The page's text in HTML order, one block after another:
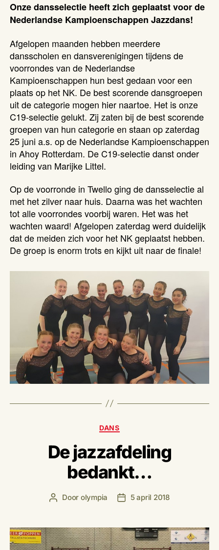
Onze dansselectie heeft zich geplaatst voor de
Nederlandse Kampioenschappen Jazzdans!
Afgelopen maanden hebben meerdere
dansscholen en dansverenigingen tijdens de
voorrondes van de Nederlandse
Kampioenschappen hun best gedaan voor een
plaats op het NK. De best scorende dansgroepen
uit de categorie mogen hier naartoe. Het is onze
C19-selectie gelukt. Zij zaten bij de best scorende
groepen van hun categorie en staan op zaterdag
25 juni a.s. op de Nederlandse Kampioenschappen
in Ahoy Rotterdam. De C19-selectie danst onder
leiding van Marijke Littel.
Op de voorronde in Twello ging de dansselectie al
met het zilver naar huis. Daarna was het wachten
tot alle voorrondes voorbij waren. Het was het
wachten waard! Afgelopen zaterdag werd duidelijk
dat de meiden zich voor het NK geplaatst hebben.
De groep is enorm trots en kijkt uit naar de finale!
Categorieën
DANS
De jazzafdeling
bedankt…
Berichtauteur
Door olympia Berichtdatum
5 april 2018